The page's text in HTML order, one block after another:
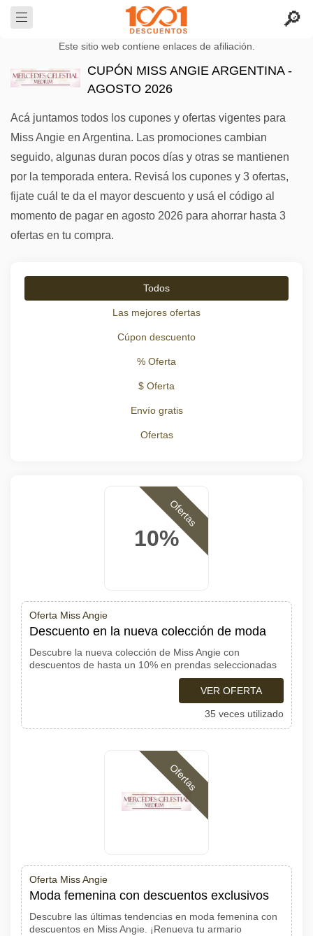
Este sitio web contiene enlaces de afiliación.
CUPÓN MISS ANGIE ARGENTINA -
AGOSTO 2026
Acá juntamos todos los cupones y ofertas vigentes para
Miss Angie en Argentina. Las promociones cambian
seguido, algunas duran pocos días y otras se mantienen
por la temporada entera. Revisá los cupones y 3 ofertas,
fijate cuál te da el mayor descuento y usá el código al
momento de pagar en agosto 2026 para ahorrar hasta 3
ofertas en tu compra.
Todos
Las mejores ofertas
Cúpon descuento
% Oferta
$ Oferta
Envío gratis
Ofertas
10%
Ofertas
Oferta Miss Angie
Descuento en la nueva colección de moda
Descubre la nueva colección de Miss Angie con
descuentos de hasta un 10% en prendas seleccionadas
VER OFERTA
35 veces utilizado
Ofertas
Oferta Miss Angie
Moda femenina con descuentos exclusivos
Descubre las últimas tendencias en moda femenina con
descuentos en Miss Angie. ¡Renueva tu armario